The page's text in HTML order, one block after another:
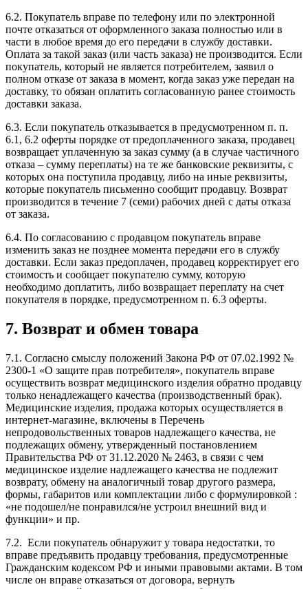
6.2. Покупатель вправе по телефону или по электронной
почте отказаться от оформленного заказа полностью или в
части в любое время до его передачи в службу доставки.
Оплата за такой заказ (или часть заказа) не производится. Если
покупатель, который не является потребителем, заявил о
полном отказе от заказа в момент, когда заказ уже передан на
доставку, то обязан оплатить согласованную ранее стоимость
доставки заказа.
6.3. Если покупатель отказывается в предусмотренном п. п.
6.1, 6.2 оферты порядке от предоплаченного заказа, продавец
возвращает уплаченную за заказ сумму (а в случае частичного
отказа – сумму переплаты) на те же банковские реквизиты, с
которых она поступила продавцу, либо на иные реквизиты,
которые покупатель письменно сообщит продавцу. Возврат
производится в течение 7 (семи) рабочих дней с даты отказа
от заказа.
6.4. По согласованию с продавцом покупатель вправе
изменить заказ не позднее момента передачи его в службу
доставки. Если заказ предоплачен, продавец корректирует его
стоимость и сообщает покупателю сумму, которую
необходимо доплатить, либо возвращает переплату на счет
покупателя в порядке, предусмотренном п. 6.3 оферты.
7. Возврат и обмен товара
7.1. Согласно смыслу положений Закона РФ от 07.02.1992 №
2300-1 «О защите прав потребителя», покупатель вправе
осуществить возврат медицинского изделия обратно продавцу
только ненадлежащего качества (производственный брак).
Медицинские изделия, продажа которых осуществляется в
интернет-магазине, включены в Перечень
непродовольственных товаров надлежащего качества, не
подлежащих обмену, утвержденный постановлением
Правительства РФ от 31.12.2020 № 2463, в связи с чем
медицинское изделие надлежащего качества не подлежит
возврату, обмену на аналогичный товар другого размера,
формы, габаритов или комплектации либо с формулировкой :
«не подошел/не понравился/не устроил внешний вид и
функции» и пр.
7.2. Если покупатель обнаружит у товара недостатки, то
вправе предъявить продавцу требования, предусмотренные
Гражданским кодексом РФ и иными правовыми актами. В том
числе он вправе отказаться от договора, вернуть